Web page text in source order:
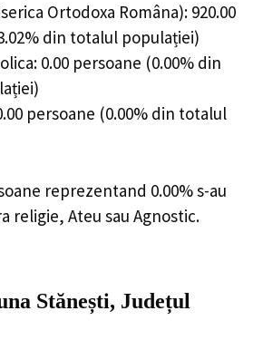
Ortodoxa Româna): 920.00
din totalul populației)
0.00 persoane (0.00% din
persoane (0.00% din totalul
reprezentand 0.00% s-au
religie, Ateu sau Agnostic.
Stănești, Județul